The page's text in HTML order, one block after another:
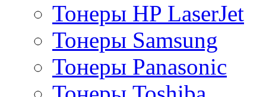
Тонеры HP LaserJet
Тонеры Samsung
Тонеры Panasonic